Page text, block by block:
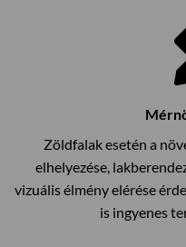
Zöldfalak esetén a
elhelyezése,
vizuális élmény elérése
is ingyenes